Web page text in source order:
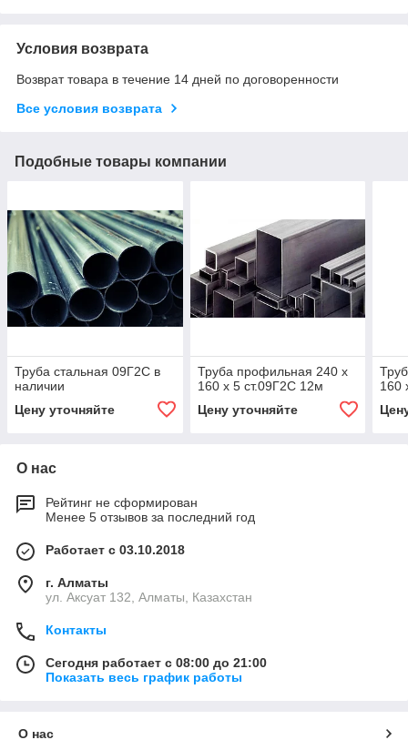
Условия возврата
Возврат товара в течение 14 дней по договоренности
Все условия возврата
Подобные товары компании
Труба стальная 09Г2С в
наличии
Цену уточняйте
Труба профильная 240 х
160 х 5 ст.09Г2С 12м
Цену уточняйте
160
О нас
Рейтинг не сформирован
Менее 5 отзывов за последний год
Работает с 03.10.2018
г. Алматы
ул. Аксуат 132, Алматы, Казахстан
Контакты
Сегодня работает с 08:00 до 21:00
Показать весь график работы
О нас